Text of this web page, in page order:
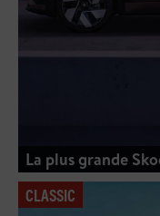
La plus grande
CLASSIC